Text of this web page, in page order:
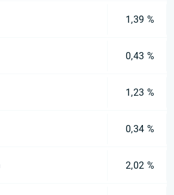
1,39 %
0,43 %
1,23 %
0,34 %
2,02 %